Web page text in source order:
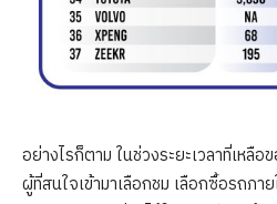
อย่างไรก็ตาม ในช่วงระยะเวลาที่เหลื
ผู้ที่สนใจเข้ามาเลือกชม เลือกซื้อรถภา